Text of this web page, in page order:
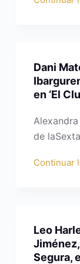
Dani
en ‘El
de
Continuar
Leo
Segura,